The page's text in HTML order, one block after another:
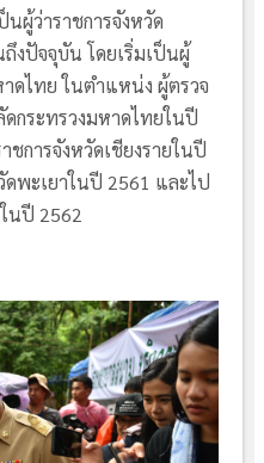
นผู้ว่าราชการจังหวัด
งปัจจุบัน โดยเริ่มเป็นผู้
ดไทย ในตำแหน่ง ผู้ตรวจ
ดกระทรวงมหาดไทยในปี
การจังหวัดเชียงรายในปี
ดพะเยาในปี 2561 และไป
นปี 2562